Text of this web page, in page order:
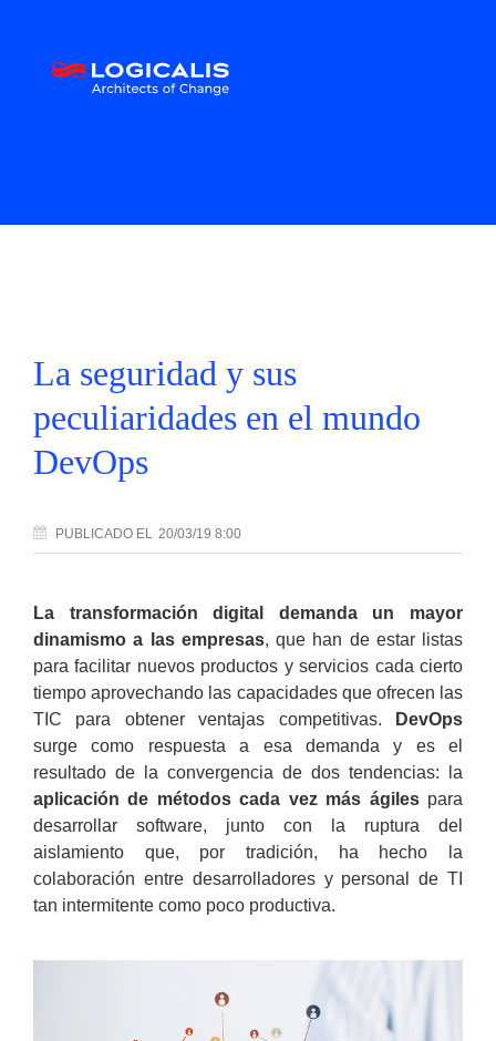
La seguridad y sus
peculiaridades en el mundo
DevOps
PUBLICADO EL 20/03/19 8:00
La transformación digital demanda un mayor
dinamismo a las empresas, que han de estar listas
para facilitar nuevos productos y servicios cada cierto
tiempo aprovechando las capacidades que ofrecen las
TIC para obtener ventajas competitivas.
DevOps
surge como respuesta a esa demanda y es el
resultado de la convergencia de dos tendencias: la
aplicación de métodos cada vez más ágilespara
desarrollar software, junto con la ruptura del
aislamiento que, por tradición, ha hecho la
colaboración entre desarrolladores y personal de TI
tan intermitente como poco productiva.